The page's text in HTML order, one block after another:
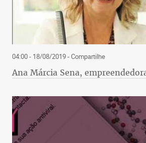
04:00 - 18/08/2019- Compartilhe
Ana Márcia Sena,